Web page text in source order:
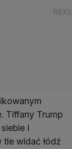
Tiffany Trump
i
widać łódź